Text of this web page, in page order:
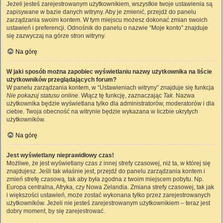
Jeżeli jesteś zarejestrowanym użytkownikiem, wszystkie twoje ustawienia są
zapisywane w bazie danych witryny. Aby je zmienić, przejdź do panelu
zarządzania swoim kontem. W tym miejscu możesz dokonać zmian swoich
ustawień i preferencji. Odnośnik do panelu o nazwie “Moje konto” znajduje
się zazwyczaj na górze stron witryny.
Na górę
W jaki sposób można zapobiec wyświetlaniu nazwy użytkownika na liście
użytkowników przeglądających forum?
W panelu zarządzania kontem, w “Ustawieniach witryny” znajduje się funkcja
Nie pokazuj statusu online. Włącz tę funkcję, zaznaczając Tak. Nazwa
użytkownika będzie wyświetlana tylko dla administratorów, moderatorów i dla
ciebie. Twoja obecność na witrynie będzie wykazana w liczbie ukrytych
użytkowników.
Na górę
Jest wyświetlany nieprawidłowy czas!
Możliwe, że jest wyświetlany czas z innej strefy czasowej, niż ta, w której się
znajdujesz. Jeśli tak właśnie jest, przejdź do panelu zarządzania kontem i
zmień strefę czasową, tak aby była zgodna z twoim miejscem pobytu. Np.
Europa centralna, Afryka, czy Nowa Zelandia. Zmiana strefy czasowej, tak jak
i większości ustawień, może zostać wykonana tylko przez zarejestrowanych
użytkowników. Jeżeli nie jesteś zarejestrowanym użytkownikiem – teraz jest
dobry moment, by się zarejestrować.